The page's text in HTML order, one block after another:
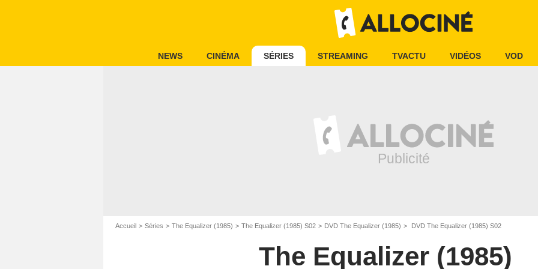
NEWS CINÉMA SÉRIES STREAMING TVACTU VIDÉOS VOD
Accueil Séries The Equalizer (1985) The Equalizer (1985) S02 DVD The Equalizer (1985) DVD The Equalizer (1985) S02
The Equalizer (1985)